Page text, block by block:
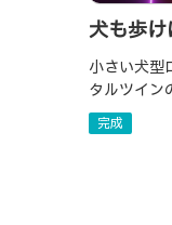
犬も歩
小さい犬型
タルツイン
トされると
完成